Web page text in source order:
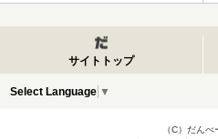
サイトトップ
Select Language ▼
（C）だん